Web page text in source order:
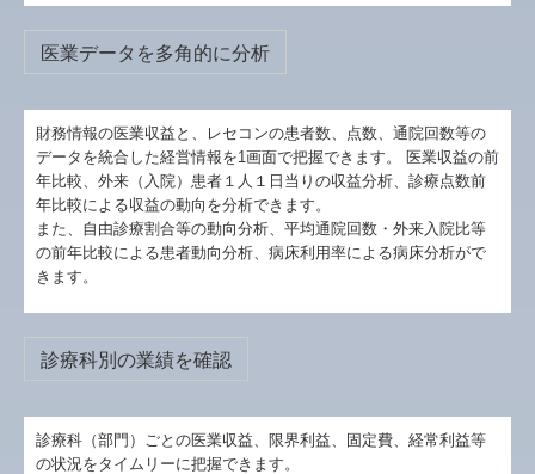
医業データを多角的に分析
財務情報の医業収益と、レセコンの患者数、点数、通院回数等の
データを統合した経営情報を1画面で把握できます。 医業収益の前
年比較、外来（入院）患者１人１日当りの収益分析、診療点数前
年比較による収益の動向を分析できます。
また、自由診療割合等の動向分析、平均通院回数・外来入院比等
の前年比較による患者動向分析、病床利用率による病床分析がで
きます。
診療科別の業績を確認
診療科（部門）ごとの医業収益、限界利益、固定費、経常利益等
の状況をタイムリーに把握できます。